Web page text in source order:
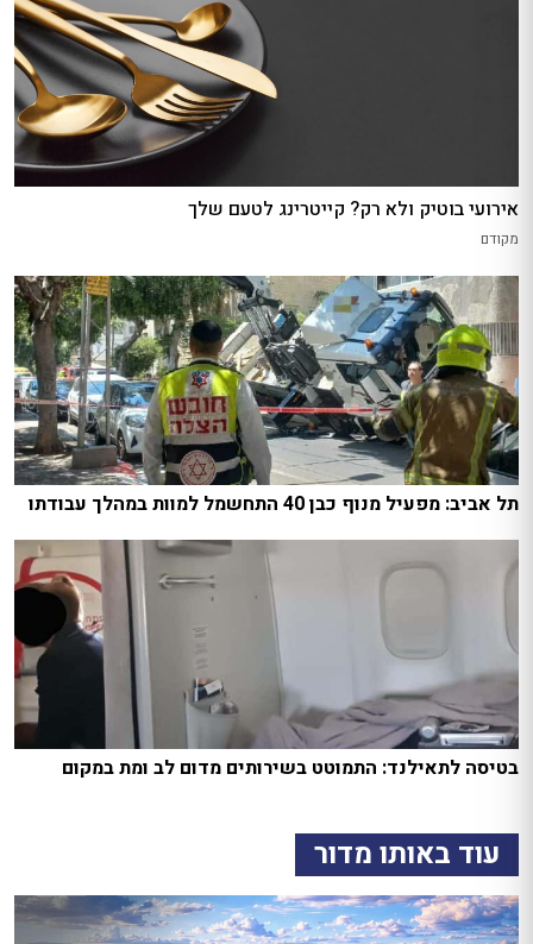
אירועי בוטיק ולא רק? קייטרינג לטעם שלך
מקודם
תל אביב: מפעיל מנוף כבן 40 התחשמל למוות במהלך עבודתו
בטיסה לתאילנד: התמוטט בשירותים מדום לב ומת במקום
עוד באותו מדור